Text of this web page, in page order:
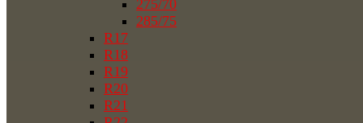
275/70
285/75
R17
R18
R19
R20
R21